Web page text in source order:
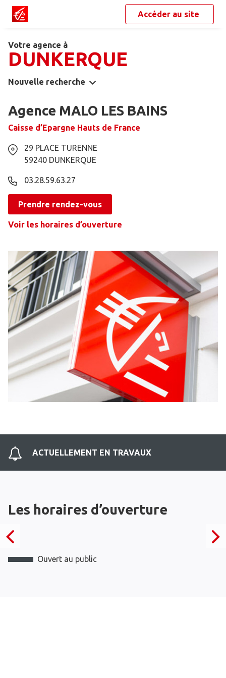
Accéder au site
Votre agence à
DUNKERQUE
Nouvelle recherche
Agence MALO LES BAINS
Caisse d’Epargne Hauts de France
29 PLACE TURENNE
59240 DUNKERQUE
03.28.59.63.27
Prendre rendez-vous
Voir les horaires d’ouverture
ACTUELLEMENT EN TRAVAUX
Les horaires d’ouverture
Ouvert au public